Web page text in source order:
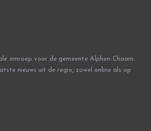
omroep voor de gemeente Alphen-Chaam.
nieuws uit de regio, zowel online als op